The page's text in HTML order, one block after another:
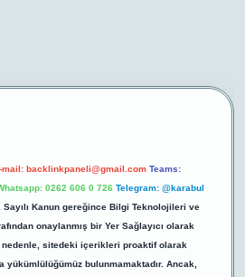
mail: backlinkpaneli@gmail.com Teams:
0262 606 0 726 Telegram: @karabul
Sayılı Kanun gereğince Bilgi Teknolojileri ve
onaylanmış bir Yer Sağlayıcı olarak
nedenle, sitedeki içerikleri proaktif olarak
yükümlülüğümüz bulunmamaktadır. Ancak,